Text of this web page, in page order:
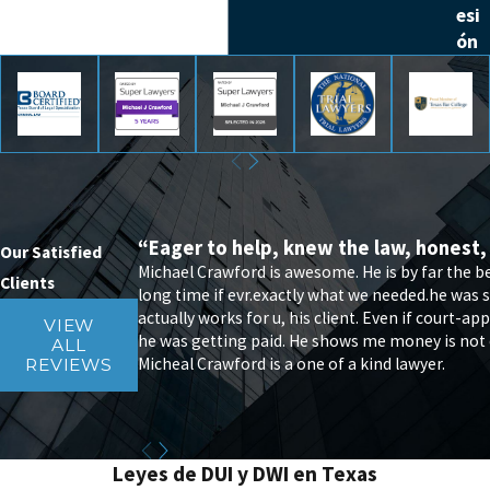
esi
ón
Our Satisfied
Clients
VIEW
ALL
REVIEWS
“Eager to help, knew the law,
Michael Crawford is awesome. He is by far the
long time if evr.exactly what we needed.he was
actually works for u, his client. Even if court-
he was getting paid. He shows me money is
Micheal Crawford is a one of a kind lawyer.
Leyes de DUI y DWI en Texas